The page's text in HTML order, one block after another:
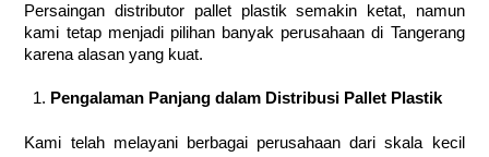
Persaingan distributor pallet plastik semakin ketat, namun
kami tetap menjadi pilihan banyak perusahaan di Tangerang
karena alasan yang kuat.
Pengalaman Panjang dalam Distribusi Pallet Plastik
Kami telah melayani berbagai perusahaan dari skala kecil